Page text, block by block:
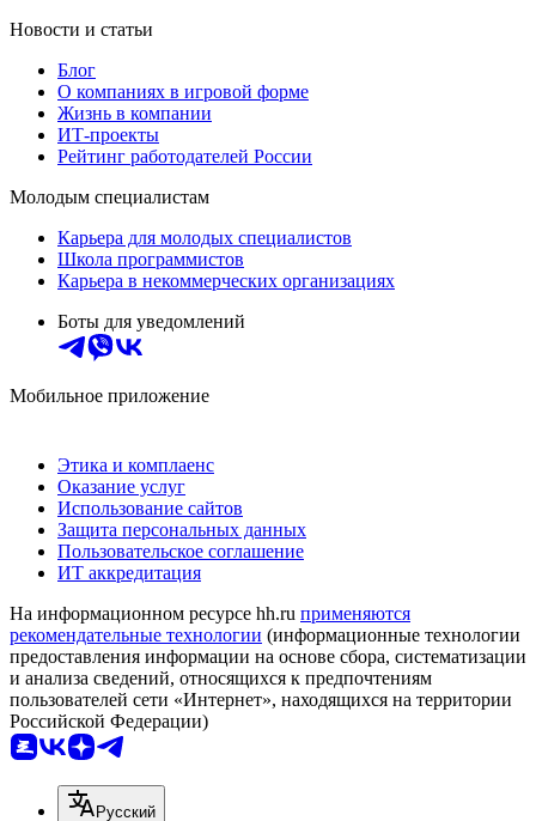
Новости и статьи
Блог
О компаниях в игровой форме
Жизнь в компании
ИТ-проекты
Рейтинг работодателей России
Молодым специалистам
Карьера для молодых специалистов
Школа программистов
Карьера в некоммерческих организациях
Боты для уведомлений
Мобильное приложение
Этика и комплаенс
Оказание услуг
Использование сайтов
Защита персональных данных
Пользовательское соглашение
ИТ аккредитация
На информационном ресурсе hh.ru применяются
рекомендательные технологии (информационные технологии
предоставления информации на основе сбора, систематизации
и анализа сведений, относящихся к предпочтениям
пользователей сети «Интернет», находящихся на территории
Российской Федерации)
Русский